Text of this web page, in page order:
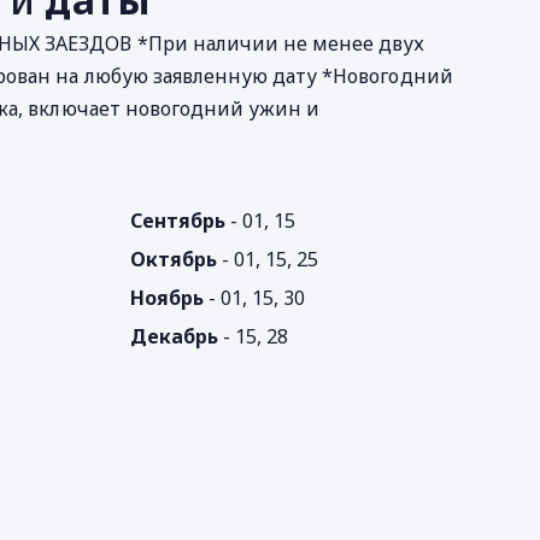
ЗАЕЗДОВ *При наличии не менее двух
на любую заявленную дату *Новогодний
включает новогодний ужин и
Сентябрь - 01, 15
Октябрь - 01, 15, 25
Ноябрь - 01, 15, 30
Декабрь - 15, 28